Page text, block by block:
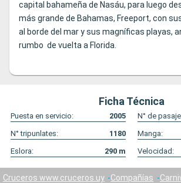
capital bahameña de Nasáu, para luego
más grande de Bahamas, Freeport, con
al borde del mar y sus magníficas playas,
rumbo de vuelta a Florida.
Ficha Técnica
Puesta en servicio: 2005 N° de
N° tripunlates:
1180 Manga:
Eslora:
290 m Velocidad:
Cruceros www.cruceros.uy Compañías